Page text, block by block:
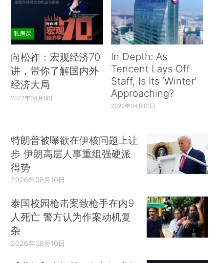
私房课
向松祚：宏观经济70
讲，带你了解国内外
经济大局
2022年04月06日
In Depth: As
Tencent Lays Off
Staff, Is Its ‘Winter’
Approaching?
2022年04月01日
特朗普被曝欲在伊核问题上让
步 伊朗高层人事重组强硬派
得势
2026年08月10日
泰国校园枪击案致枪手在内9
人死亡 警方认为作案动机复
杂
2026年08月10日